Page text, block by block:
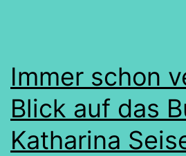
Immer schon
Blick auf das
Katharina